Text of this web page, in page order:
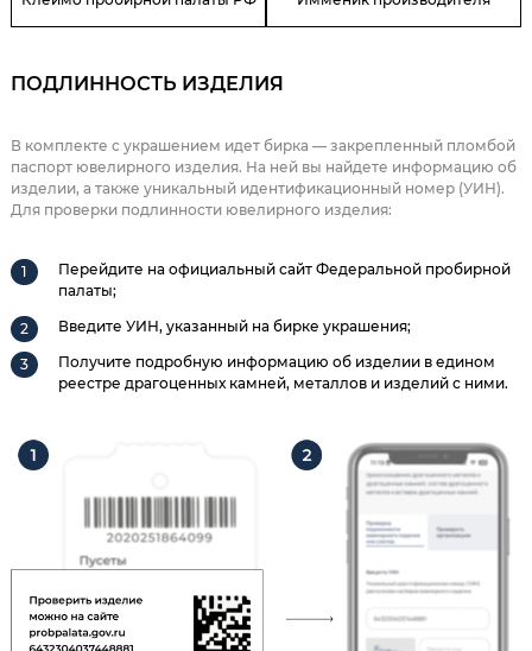
ПОДЛИННОСТЬ ИЗДЕЛИЯ
В комплекте с украшением идет бирка — закрепленный пломбой
паспорт ювелирного изделия. На ней вы найдете информацию об
изделии, а также уникальный идентификационный номер (УИН).
Для проверки подлинности ювелирного изделия:
Перейдите на официальный сайт Федеральной пробирной
палаты;
Введите УИН, указанный на бирке украшения;
Получите подробную информацию об изделии в едином
реестре драгоценных камней, металлов и изделий с ними.